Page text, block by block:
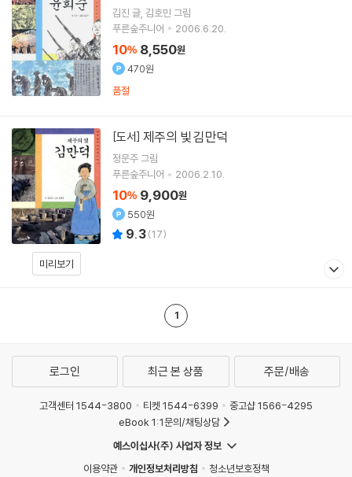
김진 글 김호민 그림
푸른숲주니어
2006.6.20.
10% 8,550원
470원
품절
미리보기
[도서] 제주의 빛 김만덕
정문주그림
푸른숲주니어
2006.2.10.
10% 9,900원
550원
9.3(17)
1
로그인 최근 본 상품 주문/배송
고객센터 1544-3800 티켓 1544-6399
중고샵 1566-4295
eBook 1:1문의/채팅상담
예스이십사(주) 사업자 정보
이용약관
개인정보처리방침 청소년보호정책